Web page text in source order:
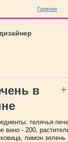
Горячее
в
телячья
вино - 200,
лимон зелень